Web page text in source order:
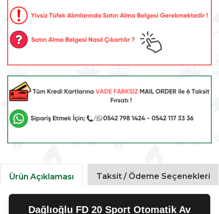
Ürün Açıklaması Taksit / Ödeme Seçenekleri
Dağlıoğlu FD 20 Sport Otomatik Av